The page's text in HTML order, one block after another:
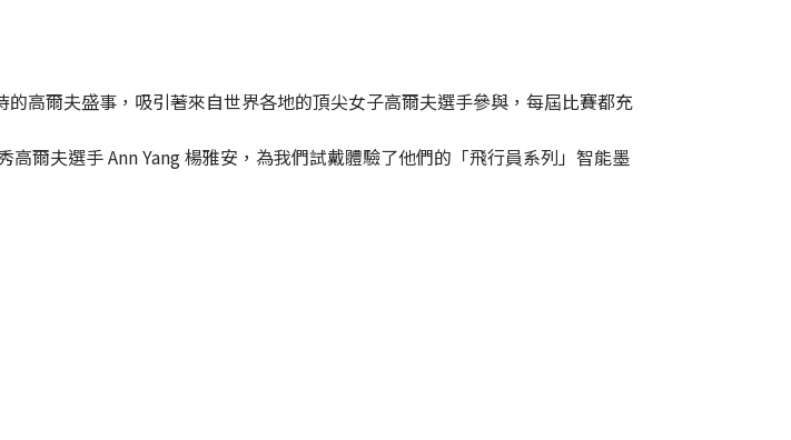
爾夫盛事，吸引著來自世界各地的頂尖女子高爾夫選手參與，每屆比賽都充
爾夫選手 Ann Yang 楊雅安，為我們試戴體驗了他們的「飛行員系列」智能墨